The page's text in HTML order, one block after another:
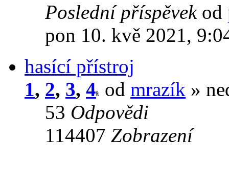
Poslední příspěvek od
pon 10. kvě 2021,
hasící přístroj
1, 2, 3, 4 od mrazík »
53 Odpovědi
114407 Zobrazení